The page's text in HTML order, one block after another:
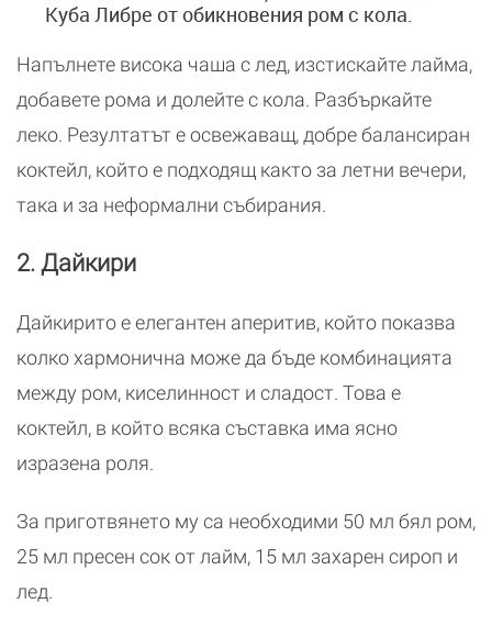
Куба Либре от обикновения ром с кола.
Напълнете висока чаша с лед, изстискайте лайма,
добавете рома и долейте с кола. Разбъркайте
леко. Резултатът е освежаващ, добре балансиран
коктейл, който е подходящ както за летни вечери,
така и за неформални събирания.
2. Дайкири
Дайкирито е елегантен аперитив, който показва
колко хармонична може да бъде комбинацията
между ром, киселинност и сладост. Това е
коктейл, в който всяка съставка има ясно
изразена роля.
За приготвянето му са необходими 50 мл бял ром,
25 мл пресен сок от лайм, 15 мл захарен сироп и
лед.